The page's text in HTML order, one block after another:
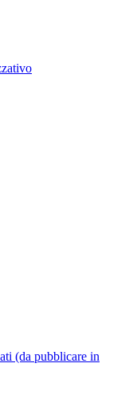
(da pubblicare in